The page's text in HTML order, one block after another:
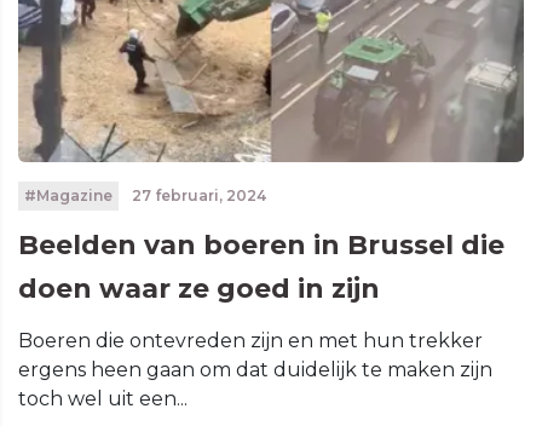
#Magazine 27 februari, 2024
Beelden van boeren in Brussel die
doen waar ze goed in zijn
Boeren die ontevreden zijn en met hun trekker
ergens heen gaan om dat duidelijk te maken zijn
toch wel uit een...